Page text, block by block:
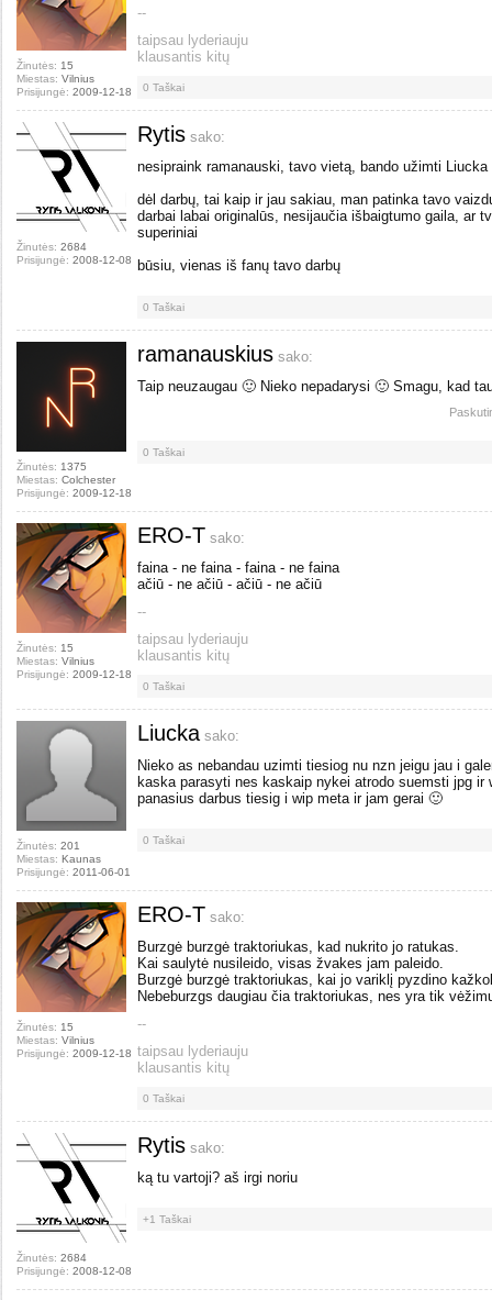
Žinutės: 15
Miestas: Vilnius
Prisijungė: 2009-12-18
--
taipsau lyderiauju
klausantis kitų
0 Taškai
Žinutės: 2684
Prisijungė: 2008-12-08
Rytis sako:
nesipraink ramanauski, tavo vietą, bando užimti Liucka
dėl darbų, tai kaip ir jau sakiau, man patinka tavo
darbai labai originalūs, nesijaučia išbaigtumo gaila, ar
superiniai
būsiu, vienas iš fanų tavo darbų
0 Taškai
Žinutės: 1375
Miestas: Colchester
Prisijungė: 2009-12-18
ramanauskius sako:
Taip neuzaugau 🙂 Nieko nepadarysi 🙂 Smagu, kad
0 Taškai
Žinutės: 15
Miestas: Vilnius
Prisijungė: 2009-12-18
ERO-T sako:
faina - ne faina - faina - ne faina
ačiū - ne ačiū - ačiū - ne ačiū
--
taipsau lyderiauju
klausantis kitų
0 Taškai
Žinutės: 201
Miestas: Kaunas
Prisijungė: 2011-06-01
Liucka sako:
Nieko as nebandau uzimti tiesiog nu nzn jeigu jau i
kaska parasyti nes kaskaip nykei atrodo suemsti jpg ir
panasius darbus tiesig i wip meta ir jam gerai 🙂
0 Taškai
Žinutės: 15
Miestas: Vilnius
Prisijungė: 2009-12-18
ERO-T sako:
Burzgė burzgė traktoriukas, kad nukrito jo ratukas.
Kai saulytė nusileido, visas žvakes jam paleido.
Burzgė burzgė traktoriukas, kai jo variklį pyzdino
Nebeburzgs daugiau čia traktoriukas, nes yra tik
--
taipsau lyderiauju
klausantis kitų
0 Taškai
Žinutės: 2684
Prisijungė: 2008-12-08
Rytis sako:
ką tu vartoji? aš irgi noriu
+1 Taškai